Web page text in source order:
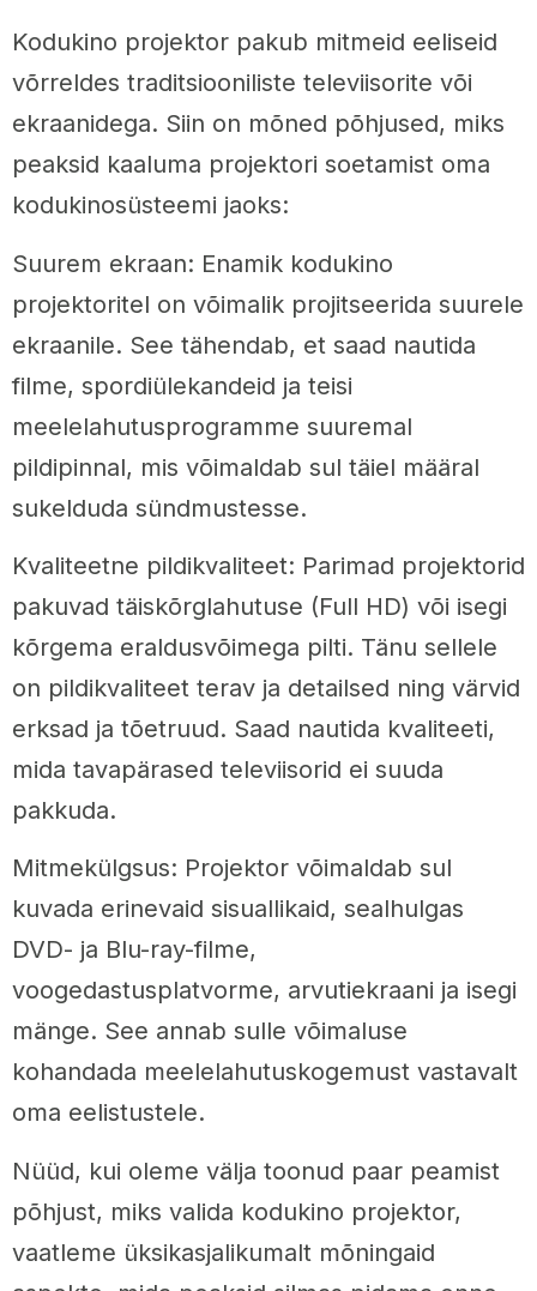
Kodukino projektor pakub mitmeid eeliseid
võrreldes traditsiooniliste televiisorite või
ekraanidega. Siin on mõned põhjused, miks
peaksid kaaluma projektori soetamist oma
kodukinosüsteemi jaoks:
Suurem ekraan: Enamik kodukino
projektoritel on võimalik projitseerida suurele
ekraanile. See tähendab, et saad nautida
filme, spordiülekandeid ja teisi
meelelahutusprogramme suuremal
pildipinnal, mis võimaldab sul täiel määral
sukelduda sündmustesse.
Kvaliteetne pildikvaliteet: Parimad projektorid
pakuvad täiskõrglahutuse (Full HD) või isegi
kõrgema eraldusvõimega pilti. Tänu sellele
on pildikvaliteet terav ja detailsed ning värvid
erksad ja tõetruud. Saad nautida kvaliteeti,
mida tavapärased televiisorid ei suuda
pakkuda.
Mitmekülgsus: Projektor võimaldab sul
kuvada erinevaid sisuallikaid, sealhulgas
DVD- ja Blu-ray-filme,
voogedastusplatvorme, arvutiekraani ja isegi
mänge. See annab sulle võimaluse
kohandada meelelahutuskogemust vastavalt
oma eelistustele.
Nüüd, kui oleme välja toonud paar peamist
põhjust, miks valida kodukino projektor,
vaatleme üksikasjalikumalt mõningaid